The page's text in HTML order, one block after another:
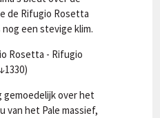
de Rifugio Rosetta
een stevige klim.
Rosetta - Rifugio
gemoedelijk over het
het Pale massief,